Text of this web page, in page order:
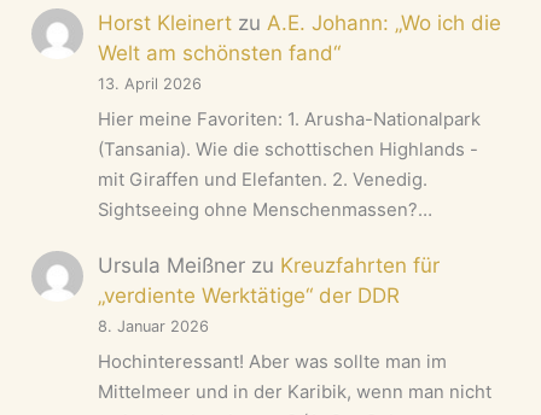
Horst Kleinert zu A.E. Johann: „Wo ich die
Welt am schönsten fand“
13. April 2026
Hier meine Favoriten: 1. Arusha-Nationalpark
(Tansania). Wie die schottischen Highlands -
mit Giraffen und Elefanten. 2. Venedig.
Sightseeing ohne Menschenmassen?…
Ursula Meißner zu Kreuzfahrten für
„verdiente Werktätige“ der DDR
8. Januar 2026
Hochinteressant! Aber was sollte man im
Mittelmeer und in der Karibik, wenn man nicht